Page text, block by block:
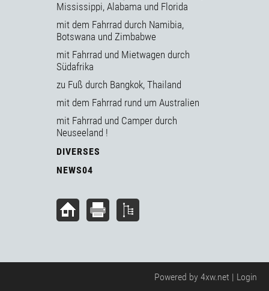
Mississippi, Alabama und Florida
mit dem Fahrrad durch Namibia,
Botswana und Zimbabwe
mit Fahrrad und Mietwagen durch
Südafrika
zu Fuß durch Bangkok, Thailand
mit dem Fahrrad rund um Australien
mit Fahrrad und Camper durch
Neuseeland !
DIVERSES
NEWS04
Powered by 4xw.net | Login